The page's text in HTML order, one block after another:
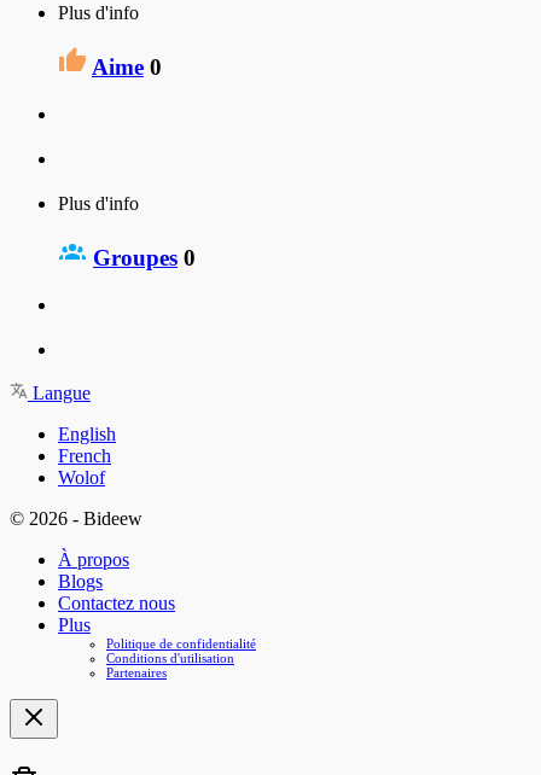
Plus d'info
Aime 0
Plus d'info
Groupes 0
Langue
English
French
Wolof
© 2026 - Bideew
À propos
Blogs
Contactez nous
Plus
Politique de confidentialité
Conditions d'utilisation
Partenaires